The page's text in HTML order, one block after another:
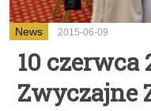
News 2015-06-09
10 czerwca
Zwyczajne